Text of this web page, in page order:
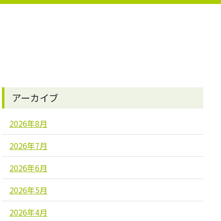
アーカイブ
2026年8月
2026年7月
2026年6月
2026年5月
2026年4月